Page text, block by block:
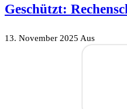
Geschützt:
13. November 2025 Aus